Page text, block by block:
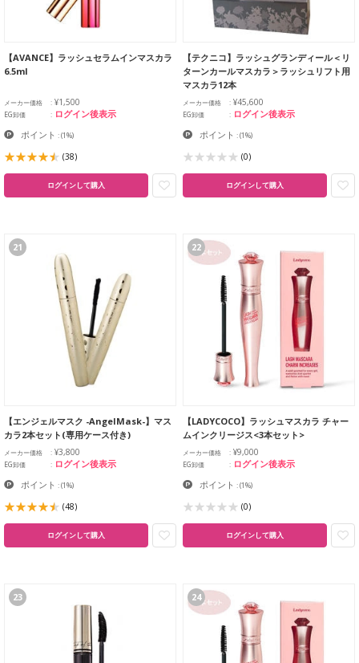
【AVANCE】ラッシュセラムインマスカラ
6.5ml
メーカー価格 ¥1,500
EG卸価 ログイン後表示
ポイント :(1%)
(38)
ログインして購入
【テクニコ】ラッシュグランディール＜リ
ターンカールマスカラ＞ラッシュリフト用
マスカラ12本
メーカー価格 ¥45,600
EG卸価 ログイン後表示
ポイント :(1%)
(0)
ログインして購入
21
【エンジェルマスク -AngelMask-】マス
カラ2本セット(専用ケース付き)
メーカー価格 ¥3,800
EG卸価 ログイン後表示
ポイント :(1%)
(48)
ログインして購入
22
【LADYCOCO】ラッシュマスカラ チャー
ムインクリージス<3本セット>
メーカー価格 ¥9,000
EG卸価 ログイン後表示
ポイント :(1%)
(0)
ログインして購入
23 24